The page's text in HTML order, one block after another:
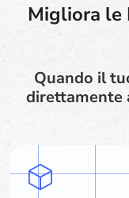
Migliora le
Quando il
direttamente